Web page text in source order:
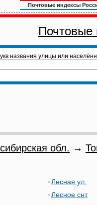
Почтовые индексы
Почтовые
названия улицы или
обл. →
Лесная ул.
Лесное снт